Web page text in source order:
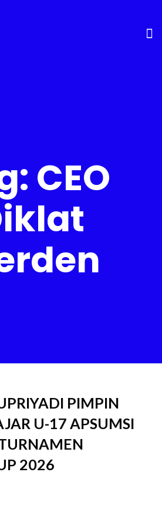
CEO
PIMPIN
U-17 APSUMSI
2026